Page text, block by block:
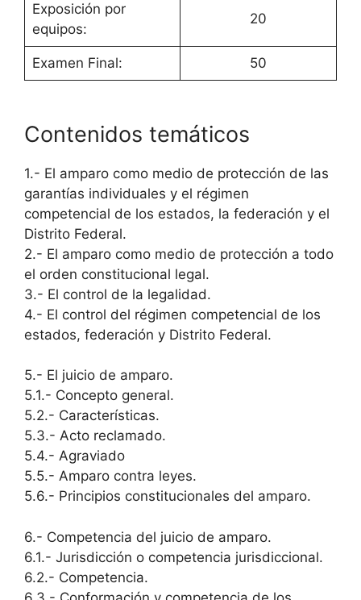
Exposición por
equipos:
20
Examen Final: 50
Contenidos temáticos
1.- El amparo como medio de protección de las
garantías individuales y el régimen
competencial de los estados, la federación y el
Distrito Federal.
2.- El amparo como medio de protección a todo
el orden constitucional legal.
3.- El control de la legalidad.
4.- El control del régimen competencial de los
estados, federación y Distrito Federal.
5.- El juicio de amparo.
5.1.- Concepto general.
5.2.- Características.
5.3.- Acto reclamado.
5.4.- Agraviado
5.5.- Amparo contra leyes.
5.6.- Principios constitucionales del amparo.
6.- Competencia del juicio de amparo.
6.1.- Jurisdicción o competencia jurisdiccional.
6.2.- Competencia.